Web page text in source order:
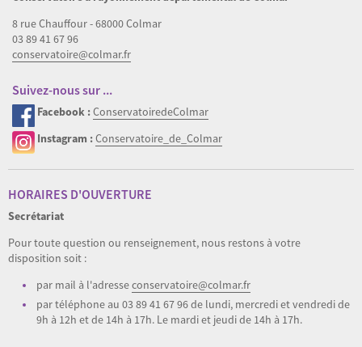
8 rue Chauffour - 68000 Colmar
03 89 41 67 96
conservatoire@colmar.fr
Suivez-nous sur ...
Facebook :ConservatoiredeColmar
Instagram :Conservatoire_de_Colmar
HORAIRES D'OUVERTURE
Secrétariat
Pour toute question ou renseignement, nous restons à votre
disposition soit :
par mail à l'adresseconservatoire@colmar.fr
par téléphone au 03 89 41 67 96 de lundi, mercredi et vendredi de
9h à 12h et de 14h à 17h. Le mardi et jeudi de 14h à 17h.